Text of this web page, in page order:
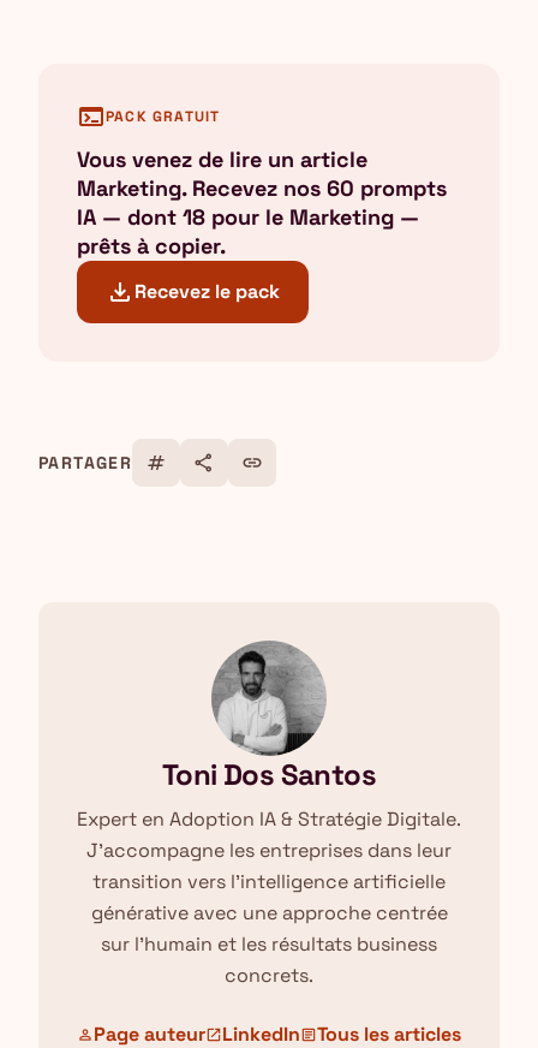
terminalPACK GRATUIT
Vous venez de lire un article
Marketing. Recevez nos 60 prompts
IA — dont 18 pour le Marketing —
prêts à copier.
download Recevez le pack
PARTAGER tag share link
Toni Dos Santos
Expert en Adoption IA & Stratégie Digitale.
J'accompagne les entreprises dans leur
transition vers l'intelligence artificielle
générative avec une approche centrée
sur l'humain et les résultats business
concrets.
personPage auteuropen_in_newLinkedInarticleTous les articles